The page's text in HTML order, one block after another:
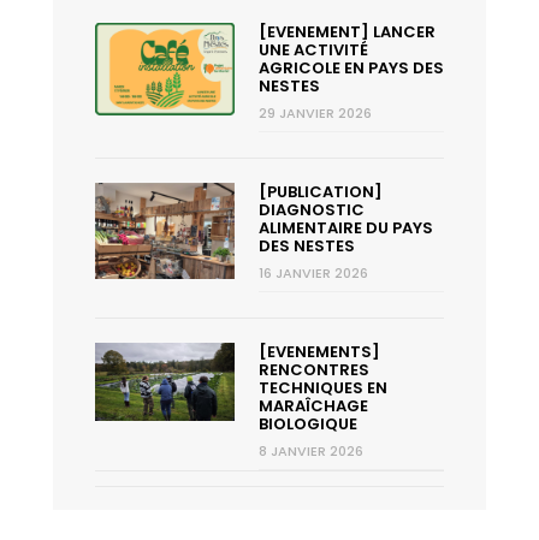
[EVENEMENT] LANCER
UNE ACTIVITÉ
AGRICOLE EN PAYS DES
NESTES
29 JANVIER 2026
[PUBLICATION]
DIAGNOSTIC
ALIMENTAIRE DU PAYS
DES NESTES
16 JANVIER 2026
[EVENEMENTS]
RENCONTRES
TECHNIQUES EN
MARAÎCHAGE
BIOLOGIQUE
8 JANVIER 2026